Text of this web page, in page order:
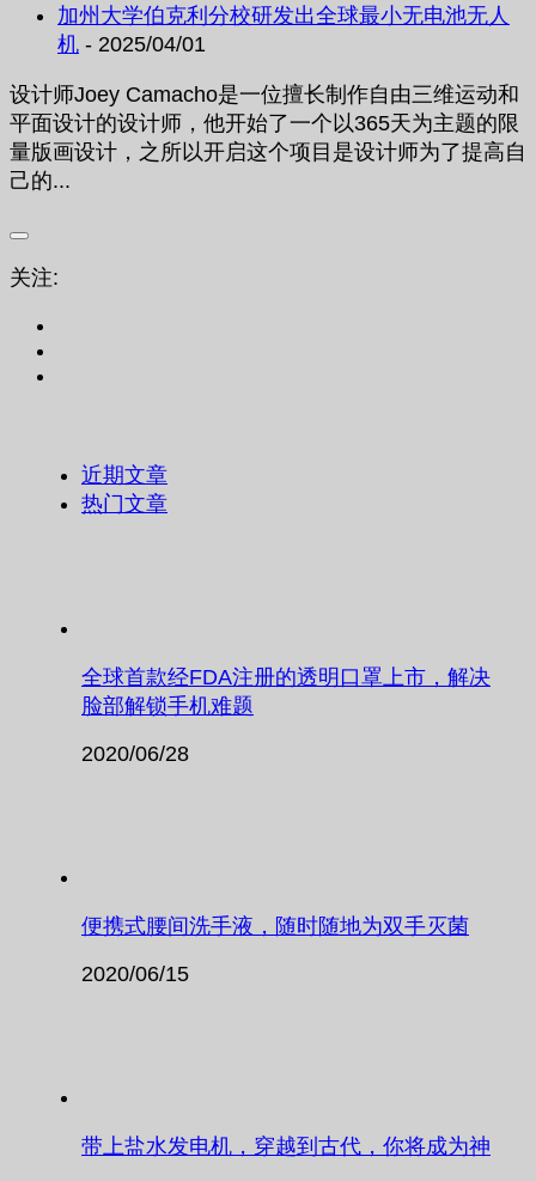
加州大学伯克利分校研发出全球最小无电池无人
机 - 2025/04/01
设计师Joey Camacho是一位擅长制作自由三维运动和
平面设计的设计师，他开始了一个以365天为主题的限
量版画设计，之所以开启这个项目是设计师为了提高自
己的...
关注:
近期文章
热门文章
全球首款经FDA注册的透明口罩上市，解决
脸部解锁手机难题
2020/06/28
便携式腰间洗手液，随时随地为双手灭菌
2020/06/15
带上盐水发电机，穿越到古代，你将成为神